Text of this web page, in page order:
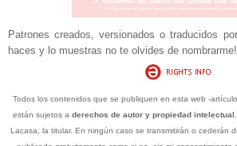
Patrones creados, versionados o traducidos por
haces y lo muestras no te olvides de nombrarme!
Todos los contenidos que se publiquen en esta web -
están sujetos a derechos de autor y propiedad intelectual
Lacasa, la titular. En ningún caso se transmitirán o cederán